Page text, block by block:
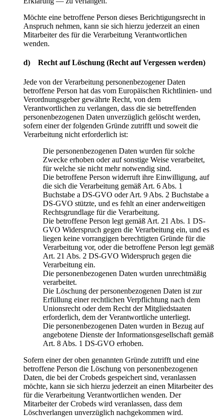
Möchte eine betroffene Person dieses Berichtigungsrecht in
Anspruch nehmen, kann sie sich hierzu jederzeit an einen
Mitarbeiter des für die Verarbeitung Verantwortlichen
wenden.
d) Recht auf Löschung (Recht auf Vergessen werden)
Jede von der Verarbeitung personenbezogener Daten
betroffene Person hat das vom Europäischen Richtlinien- und
Verordnungsgeber gewährte Recht, von dem
Verantwortlichen zu verlangen, dass die sie betreffenden
personenbezogenen Daten unverzüglich gelöscht werden,
sofern einer der folgenden Gründe zutrifft und soweit die
Verarbeitung nicht erforderlich ist:
Die personenbezogenen Daten wurden für solche
Zwecke erhoben oder auf sonstige Weise verarbeitet,
für welche sie nicht mehr notwendig sind.
Die betroffene Person widerruft ihre Einwilligung, auf
die sich die Verarbeitung gemäß Art. 6 Abs. 1
Buchstabe a DS-GVO oder Art. 9 Abs. 2 Buchstabe a
DS-GVO stützte, und es fehlt an einer anderweitigen
Rechtsgrundlage für die Verarbeitung.
Die betroffene Person legt gemäß Art. 21 Abs. 1 DS-
GVO Widerspruch gegen die Verarbeitung ein, und es
liegen keine vorrangigen berechtigten Gründe für die
Verarbeitung vor, oder die betroffene Person legt gemäß
Art. 21 Abs. 2 DS-GVO Widerspruch gegen die
Verarbeitung ein.
Die personenbezogenen Daten wurden unrechtmäßig
verarbeitet.
Die Löschung der personenbezogenen Daten ist zur
Erfüllung einer rechtlichen Verpflichtung nach dem
Unionsrecht oder dem Recht der Mitgliedstaaten
erforderlich, dem der Verantwortliche unterliegt.
Die personenbezogenen Daten wurden in Bezug auf
angebotene Dienste der Informationsgesellschaft gemäß
Art. 8 Abs. 1 DS-GVO erhoben.
Sofern einer der oben genannten Gründe zutrifft und eine
betroffene Person die Löschung von personenbezogenen
Daten, die bei der Crobeds gespeichert sind, veranlassen
möchte, kann sie sich hierzu jederzeit an einen Mitarbeiter des
für die Verarbeitung Verantwortlichen wenden. Der
Mitarbeiter der Crobeds wird veranlassen, dass dem
Löschverlangen unverzüglich nachgekommen wird.